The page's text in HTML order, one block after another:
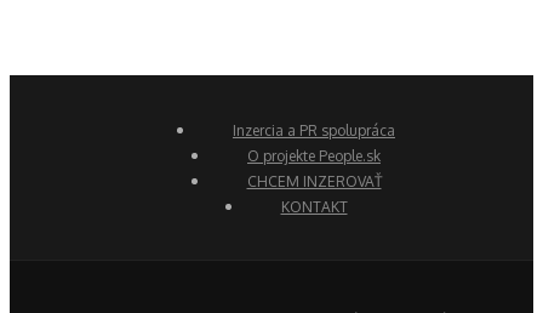
Inzercia a PR spolupráca
O projekte People.sk
CHCEM INZEROVAŤ
KONTAKT